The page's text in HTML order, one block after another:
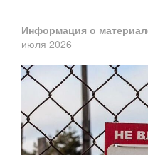
Информация о
июля 2026